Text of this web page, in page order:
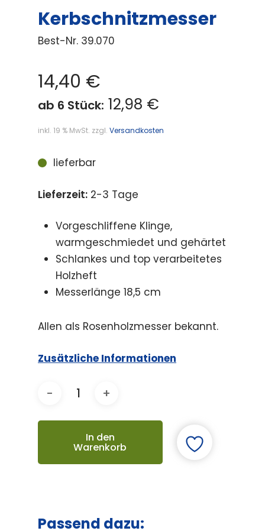
Kerbschnitzmesser
Best-Nr. 39.070
14,40 €
ab 6 Stück: 12,98 €
inkl. 19 % MwSt. zzgl. Versandkosten
lieferbar
Lieferzeit: 2-3 Tage
Vorgeschliffene Klinge,
warmgeschmiedet und gehärtet
Schlankes und top verarbeitetes
Holzheft
Messerlänge 18,5 cm
Allen als Rosenholzmesser bekannt.
Zusätzliche Informationen
In den
Warenkorb
Passend dazu: